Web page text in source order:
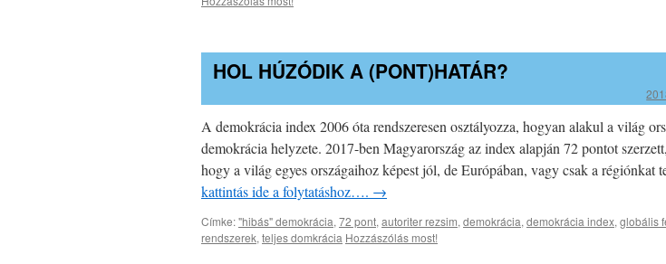
HOL HÚZÓDIK A (PONT)HATÁR?
A demokrácia index 2006 óta rendszeresen osztályozza, hogyan alakul a világ
demokrácia helyzete. 2017-ben Magyarország az index alapján 72 pontot
hogy a világ egyes országaihoz képest jól, de Európában, vagy csak a régiónkat
kattintás ide a folytatáshoz…. →
Címke:"hibás" demokrácia, 72 pont, autoriter rezsim, demokrácia, demokrácia index, globális
rendszerek, teljes domkrácia Hozzászólás most!